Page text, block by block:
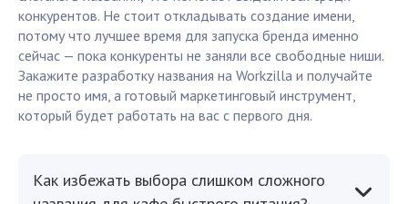
конкурентов. Не стоит откладывать создание имени,
потому что лучшее время для запуска бренда именно
сейчас — пока конкуренты не заняли все свободные ниши.
Закажите разработку названия на Workzilla и получайте
не просто имя, а готовый маркетинговый инструмент,
который будет работать на вас с первого дня.
Как избежать выбора слишком сложного